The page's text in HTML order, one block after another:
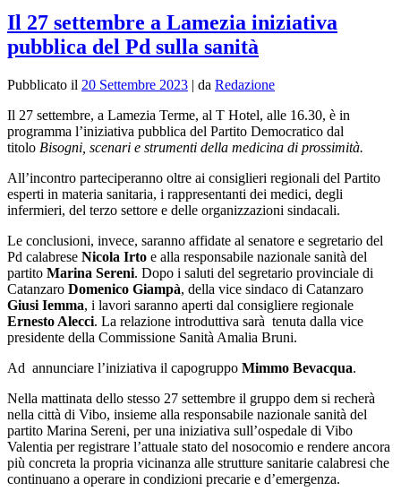
Il 27 settembre a Lamezia iniziativa
pubblica del Pd sulla sanità
Pubblicato il 20 Settembre 2023 | da Redazione
Il 27 settembre, a Lamezia Terme, al T Hotel, alle 16.30, è in
programma l’iniziativa pubblica del Partito Democratico dal
titolo Bisogni, scenari e strumenti della medicina di prossimità.
All’incontro parteciperanno oltre ai consiglieri regionali del Partito
esperti in materia sanitaria, i rappresentanti dei medici, degli
infermieri, del terzo settore e delle organizzazioni sindacali.
Le conclusioni, invece, saranno affidate al senatore e segretario del
Pd calabrese Nicola Irto e alla responsabile nazionale sanità del
partito Marina Sereni. Dopo i saluti del segretario provinciale di
Catanzaro Domenico Giampà, della vice sindaco di Catanzaro
Giusi Iemma, i lavori saranno aperti dal consigliere regionale
Ernesto Alecci. La relazione introduttiva sarà tenuta dalla vice
presidente della Commissione Sanità Amalia Bruni.
Ad annunciare l’iniziativa il capogruppo Mimmo Bevacqua.
Nella mattinata dello stesso 27 settembre il gruppo dem si recherà
nella città di Vibo, insieme alla responsabile nazionale sanità del
partito Marina Sereni, per una iniziativa sull’ospedale di Vibo
Valentia per registrare l’attuale stato del nosocomio e rendere ancora
più concreta la propria vicinanza alle strutture sanitarie calabresi che
continuano a operare in condizioni precarie e d’emergenza.